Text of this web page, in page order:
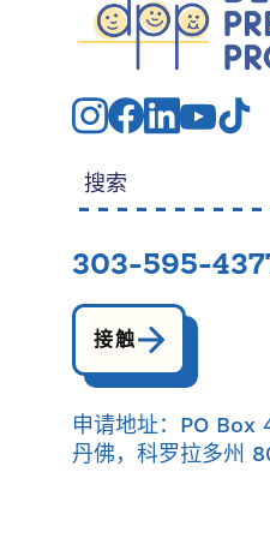
搜索：
303-595-
接触
申请地址：PO Box
丹佛，科罗拉多州